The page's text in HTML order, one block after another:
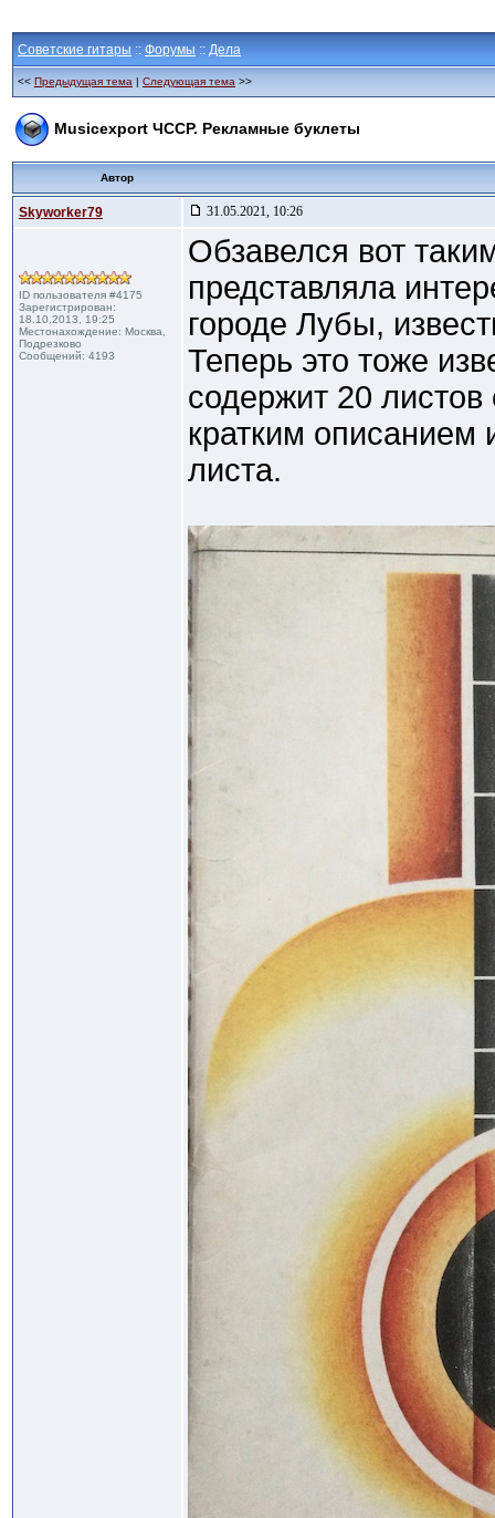
Советские гитары :: Форумы :: Дела
<< Предыдущая тема | Следующая тема >>
Musicexport ЧССР. Рекламные буклеты
Автор
Skyworker79 31.05.2021, 10:26
ID пользователя #4175
Зарегистрирован:
18.10.2013, 19:25
Местонахождение: Москва,
Подрезково
Сообщений: 4193
Обзавелся вот
представляла
городе Лубы,
Теперь это тоже
содержит 20
кратким описанием
листа.